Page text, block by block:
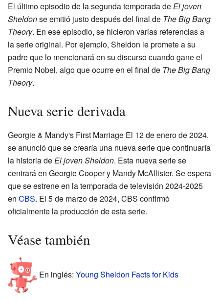
El último episodio de la segunda temporada deEl joven
Sheldonse emitió justo después del final de The Big Bang
Theory. En ese episodio, se hicieron varias referencias a
la serie original. Por ejemplo, Sheldon le promete a su
padre que lo mencionará en su discurso cuando gane el
Premio Nobel, algo que ocurre en el final de The Big Bang
Theory.
Nueva serie derivada
Georgie & Mandy's First Marriage El 12 de enero de 2024,
se anunció que se crearía una nueva serie que continuaría
la historia deEl joven Sheldon. Esta nueva serie se
centrará en Georgie Cooper y Mandy McAllister. Se espera
que se estrene en la temporada de televisión 2024-2025
en CBS. El 5 de marzo de 2024, CBS confirmó
oficialmente la producción de esta serie.
Véase también
En inglés: Young Sheldon Facts for Kids